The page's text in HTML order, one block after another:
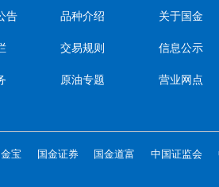
告 品种介绍
交易规则
原油专题
关于国金
信息公示
营业网点
宝 国金证券 国金道富 中国证监会